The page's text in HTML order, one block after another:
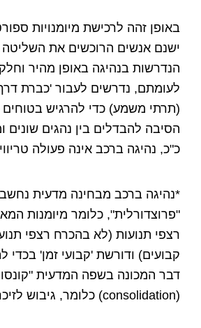
באופן זהה לרכישת מיומנויות
ישנם אנשים הרוכשים את השליטה
הנדרשות בנהיגה באופן מהיר
לעומתם, נדרשים לעבור 'כברת
(תרתי משמע) כדי להרגיש
הסיבה להבדלים בין נהגים שונים
כ"כ, נהיגה ברכב אינה פעולה
*נהיגה ברכב מבחינה מדעית
"פרוצדורלית", כלומר מיומנות
רצפי תנועות (לא בהכרח רצפי
קבועים) ודורשת 'קבועי זמן' בכדי
דבר המכונה בשפה המדעית
(consolidation) כלומר, גיבוש לזיכרון לטווח ארוך.